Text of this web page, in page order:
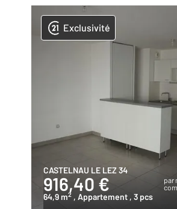
Exclusivité
CASTELNAU LE LEZ 34
916,40 €
par
64,9 m2 , Appartement , 3 pcs